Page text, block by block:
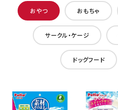
おやつ おもちゃ
サークル・ケージ
ドッグフード